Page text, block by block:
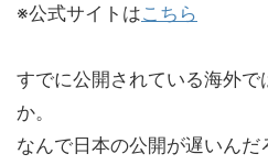
※公式サイトはこちら
すでに公開されている海外で
か。
なんで日本の公開が遅いん